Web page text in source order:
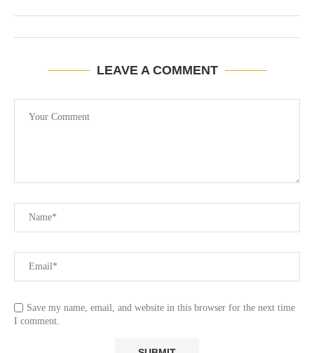
LEAVE A COMMENT
Save my name, email, and website in this browser for the next time
I comment.